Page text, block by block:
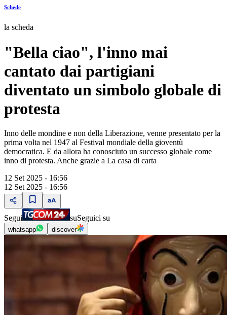
Schede
la scheda
"Bella ciao", l'inno mai
cantato dai partigiani
diventato un simbolo globale di
protesta
Inno delle mondine e non della Liberazione, venne presentato per la
prima volta nel 1947 al Festival mondiale della gioventù
democratica. E da allora ha conosciuto un successo globale come
inno di protesta. Anche grazie a La casa di carta
12 Set 2025 - 16:56
12 Set 2025 - 16:56
Segui suSeguici su
whatsapp discover